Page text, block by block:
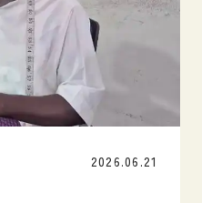
2026.06.21